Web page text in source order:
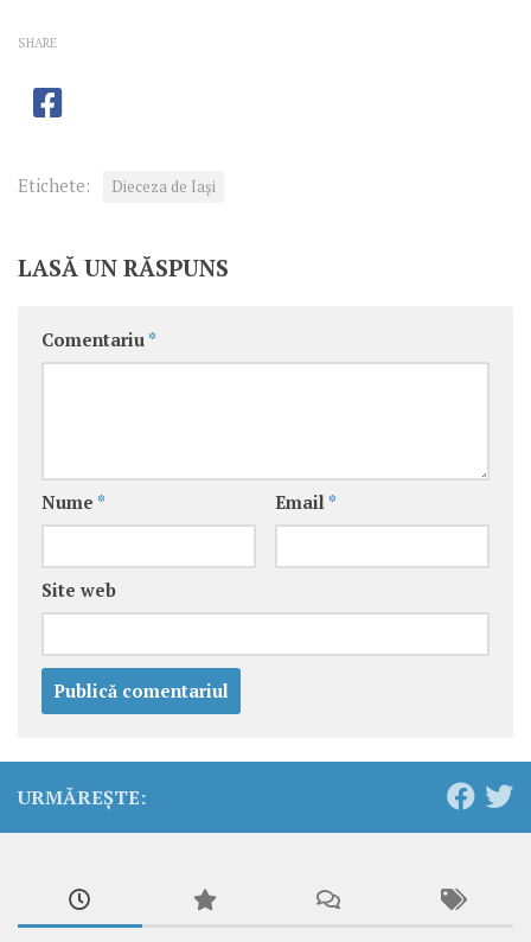
SHARE
Etichete: Dieceza de Iași
LASĂ UN RĂSPUNS
Comentariu *
Nume * Email *
Site web
URMĂREȘTE: